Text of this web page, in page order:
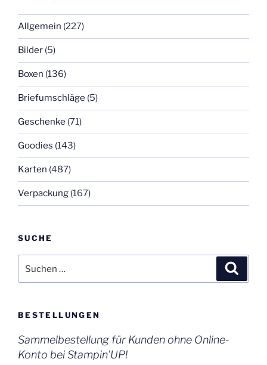
Allgemein (227)
Bilder (5)
Boxen (136)
Briefumschläge (5)
Geschenke (71)
Goodies (143)
Karten (487)
Verpackung (167)
SUCHE
nach:
BESTELLUNGEN
Sammelbestellung für Kunden ohne Online-
Konto bei Stampin’UP!